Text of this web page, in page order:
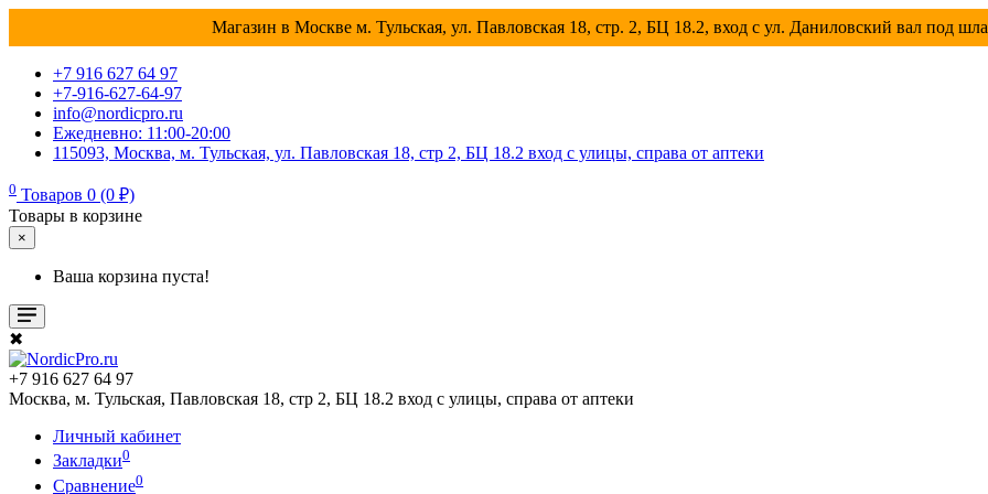
Магазин в Москве м. Тульская, ул. Павловская 18, стр. 2, БЦ 18.2, вход с ул. Даниловский вал под
+7 916 627 64 97
+7-916-627-64-97
info@nordicpro.ru
Ежедневно: 11:00-20:00
115093, Москва, м. Тульская, ул. Павловская 18, стр 2, БЦ 18.2 вход с улицы, справа от аптеки
0 Товаров 0 (0 ₽)
Товары в корзине
×
Ваша корзина пуста!
✖
+7 916 627 64 97
Москва, м. Тульская, Павловская 18, стр 2, БЦ 18.2 вход с улицы, справа от аптеки
Личный кабинет
Закладки0
Сравнение0